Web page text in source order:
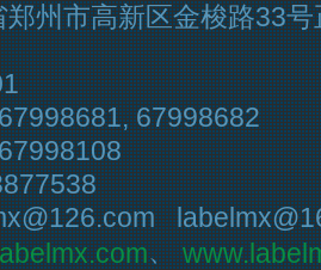
州市高新区金梭路33
67998682
、